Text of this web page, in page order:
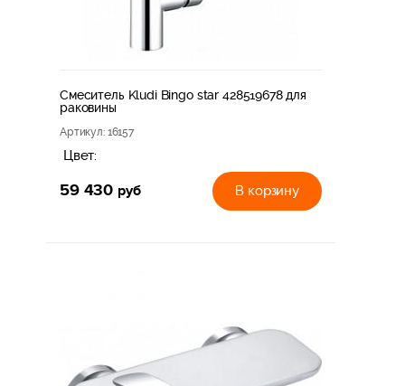
Смеситель Kludi Bingo star 428519678 для
раковины
Артикул: 16157
Цвет:
59 430 руб В корзину